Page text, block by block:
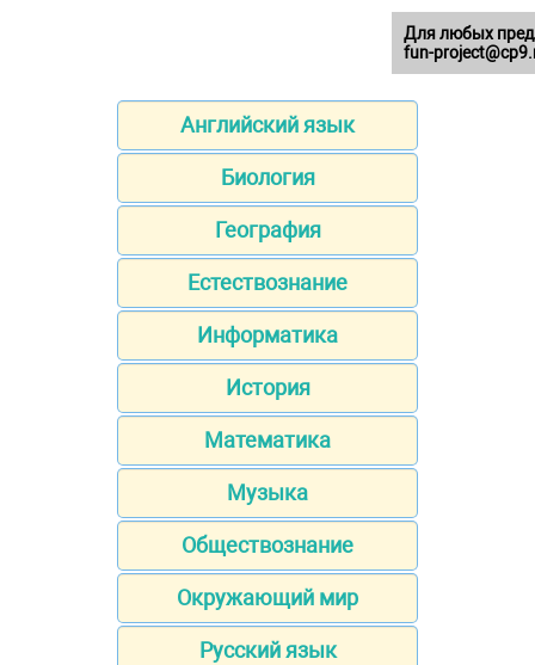
Английский язык
Биология
География
Естествознание
Информатика
История
Математика
Музыка
Обществознание
Окружающий мир
Русский язык
Для любых
fun-